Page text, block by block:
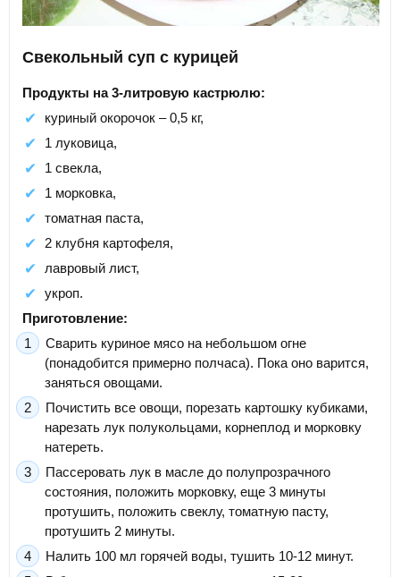
Свекольный суп с курицей
Продукты на 3-литровую кастрюлю:
куриный окорочок – 0,5 кг,
1 луковица,
1 свекла,
1 морковка,
томатная паста,
2 клубня картофеля,
лавровый лист,
укроп.
Приготовление:
Сварить куриное мясо на небольшом огне
(понадобится примерно полчаса). Пока оно варится,
заняться овощами.
Почистить все овощи, порезать картошку кубиками,
нарезать лук полукольцами, корнеплод и морковку
натереть.
Пассеровать лук в масле до полупрозрачного
состояния, положить морковку, еще 3 минуты
протушить, положить свеклу, томатную пасту,
протушить 2 минуты.
Налить 100 мл горячей воды, тушить 10-12 минут.